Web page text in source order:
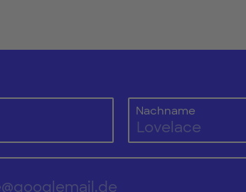
Nachname